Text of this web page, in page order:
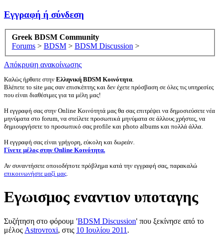
Εγγραφή ή σύνδεση
Greek BDSM Community
Forums > BDSM > BDSM Discussion >
Απόκρυψη ανακοίνωσης
Καλώς ήρθατε στην Ελληνική BDSM Κοινότητα.
Βλέπετε το site μας σαν επισκέπτης και δεν έχετε πρόσβαση σε όλες τις υπηρεσίες
που είναι διαθέσιμες για τα μέλη μας!
Η εγγραφή σας στην Online Κοινότητά μας θα σας επιτρέψει να δημοσιεύσετε νέα
μηνύματα στο forum, να στείλετε προσωπικά μηνύματα σε άλλους χρήστες, να
δημιουργήσετε το προσωπικό σας profile και photo albums και πολλά άλλα.
Η εγγραφή σας είναι γρήγορη, εύκολη και δωρεάν.
Γίνετε μέλος στην Online Κοινότητα.
Αν συναντήσετε οποιοδήποτε πρόβλημα κατά την εγγραφή σας, παρακαλώ
επικοινωνήστε μαζί μας.
Εγωισμος εναντιον υποταγης
Συζήτηση στο φόρουμ 'BDSM Discussion' που ξεκίνησε από το
μέλος Astrovroxi, στις 10 Ιουλίου 2011 .